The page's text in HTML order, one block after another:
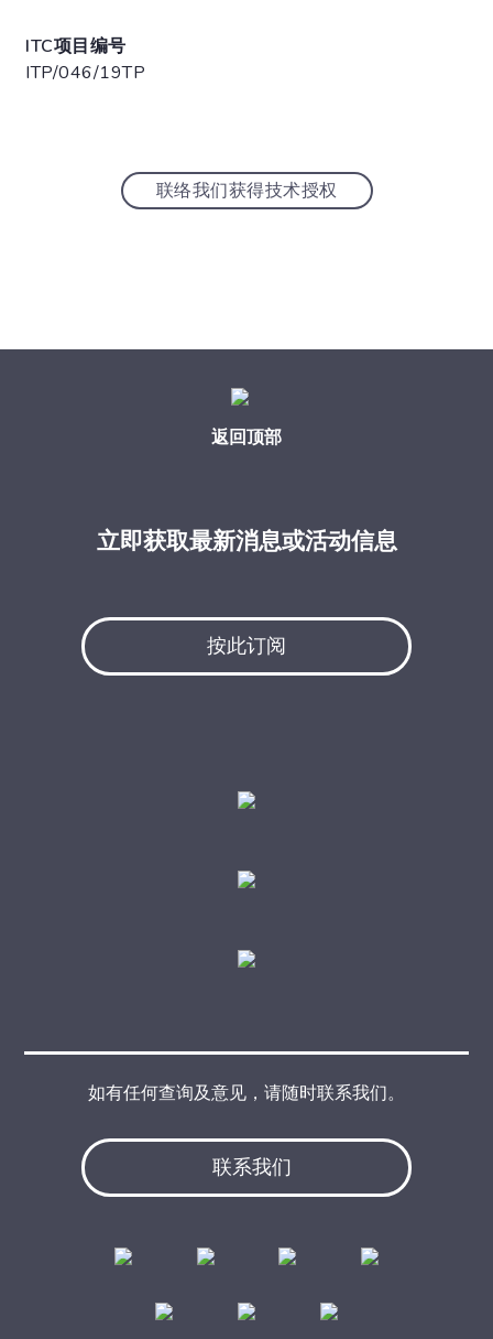
ITC项目编号
ITP/046/19TP
联络我们获得技术授权
返回顶部
立即获取最新消息或活动信息
按此订阅
联系我们
如有任何查询及意见，请随时联系我们。